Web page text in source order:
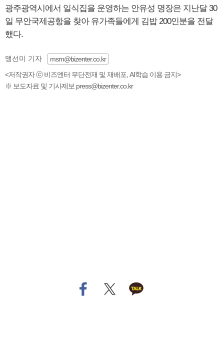
광주광역시에서 일식집을 운영하는 안유성 명장은 지난달 30
일 무안국제공항을 찾아 유가족들에게 김밥 200인분을 전달
했다.
맹선미 기자
msm@bizenter.co.kr
<저작권자 ⓒ 비즈엔터 무단전재 및 재배포, AI학습 이용 금지>
※ 보도자료 및 기사제보 press@bizenter.co.kr